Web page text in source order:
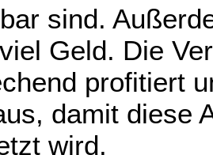
sind.
Geld. Die
profitiert
damit diese
wird.